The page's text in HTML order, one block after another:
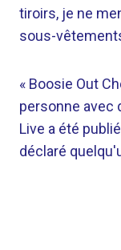
tiroirs, je ne
sous-
« Boosie Out
personne avec
Live a été
déclaré